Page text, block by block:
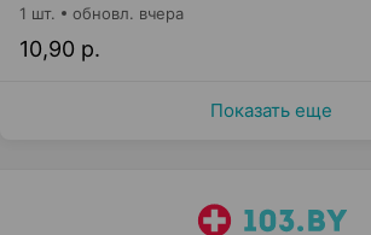
10,90 р.
1 шт. обновл. вчера
Показать еще